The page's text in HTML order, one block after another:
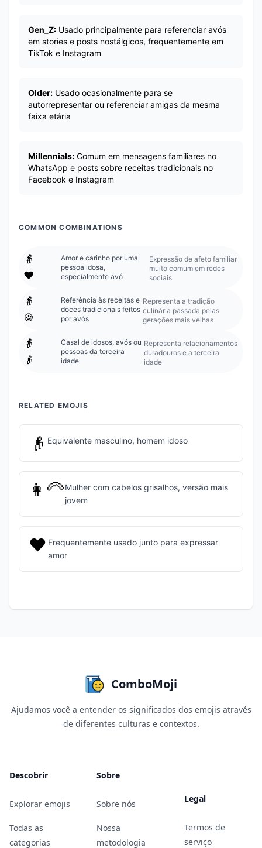
Gen_Z: Usado principalmente para referenciar avós
em stories e posts nostálgicos, frequentemente em
TikTok e Instagram
Older: Usado ocasionalmente para se
autorrepresentar ou referenciar amigas da mesma
faixa etária
Millennials: Comum em mensagens familiares no
WhatsApp e posts sobre receitas tradicionais no
Facebook e Instagram
COMMON COMBINATIONS
👵
❤️
Amor e carinho por uma
pessoa idosa,
especialmente avó
Expressão de afeto familiar
muito comum em redes
sociais
👵
🍪
Referência às receitas e
doces tradicionais feitos
por avós
Representa a tradição
culinária passada pelas
gerações mais velhas
👵
👴
Casal de idosos, avós ou
pessoas da terceira
idade
Representa relacionamentos
duradouros e a terceira
idade
RELATED EMOJIS
👴 Equivalente masculino, homem idoso
👩‍🦳Mulher com cabelos grisalhos, versão mais
jovem
❤️ Frequentemente usado junto para expressar
amor
ComboMoji
Ajudamos você a entender os significados dos emojis através
de diferentes culturas e contextos.
Descobrir
Explorar emojis
Todas as
categorias
Sobre
Sobre nós
Nossa
metodologia
Legal
Termos de
serviço